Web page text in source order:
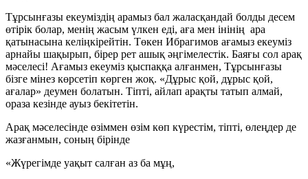
Тұрсынғазы екеуміздің арамыз бал жаласқандай болды десем
өтірік болар, менің жасым үлкен еді, аға мен інінің ара
қатынасына келіңкірейтін. Төкен Ибрагимов ағамыз екеуміз
арнайы шақырып, бірер рет ашық әңгімелестік. Баяғы сол арақ
мәселесі! Ағамыз екеуміз қыспаққа алғанмен, Тұрсынғазы
бізге мінез көрсетіп көрген жоқ. «Дұрыс қой, дұрыс қой,
ағалар» деумен болатын. Тіпті, айлап арақты татып алмай,
ораза кезінде ауыз бекітетін.
Арақ мәселесінде өзіммен өзім көп күрестім, тіпті, өлеңдер де
жазғанмын, соның бірінде
«Жүрегімде уақыт салған аз ба мұң,